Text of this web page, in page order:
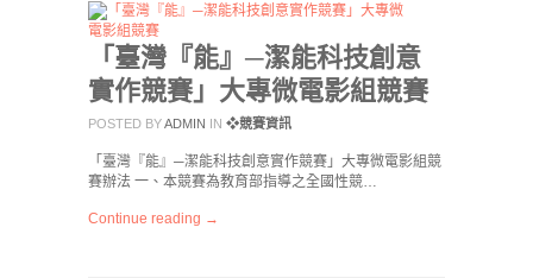
「臺灣『能』─潔能科技創意
實作競賽」大專微電影組競賽
POSTED BYADMIN IN ❖競賽資訊
「臺灣『能』─潔能科技創意實作競賽」大專微電影組競
賽辦法 一、本競賽為教育部指導之全國性競…
Continue reading →